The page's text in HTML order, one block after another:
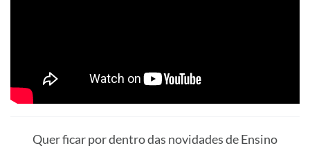
Quer ficar por dentro das novidades de Ensino